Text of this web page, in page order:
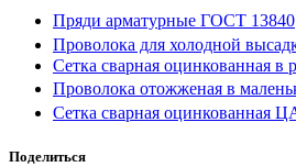
Пряди арматурные ГОСТ 13840
Проволока для холодной
Сетка сварная оцинкованная в
Проволока отожженая в
Сетка сварная оцинкованная
Поделиться